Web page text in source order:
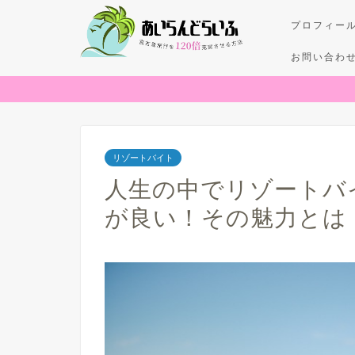
プロフィー
お問い合わ
リゾートバイト
人生の中でリゾート
が良い！その魅力とは